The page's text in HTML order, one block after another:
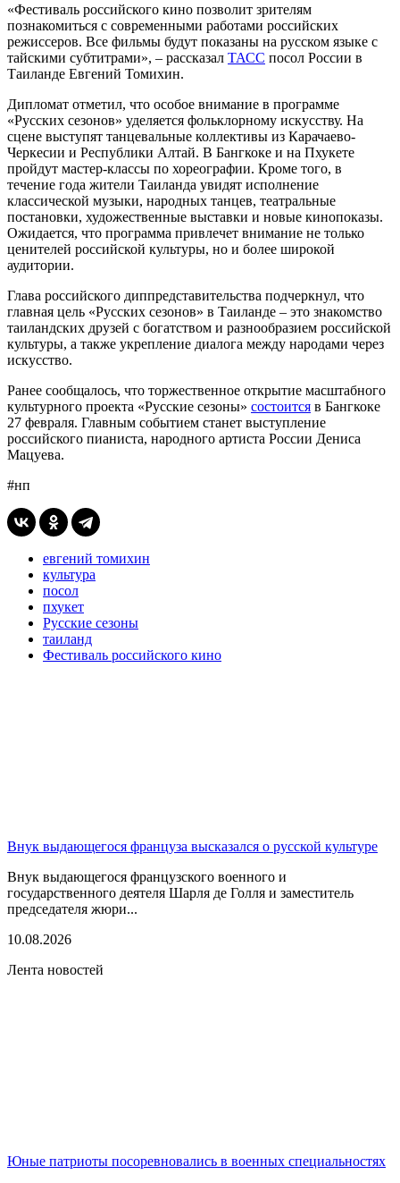
«Фестиваль российского кино позволит зрителям
познакомиться с современными работами российских
режиссеров. Все фильмы будут показаны на русском языке с
тайскими субтитрами», – рассказал ТАСС посол России в
Таиланде Евгений Томихин.
Дипломат отметил, что особое внимание в программе
«Русских сезонов» уделяется фольклорному искусству. На
сцене выступят танцевальные коллективы из Карачаево-
Черкесии и Республики Алтай. В Бангкоке и на Пхукете
пройдут мастер-классы по хореографии. Кроме того, в
течение года жители Таиланда увидят исполнение
классической музыки, народных танцев, театральные
постановки, художественные выставки и новые кинопоказы.
Ожидается, что программа привлечет внимание не только
ценителей российской культуры, но и более широкой
аудитории.
Глава российского диппредставительства подчеркнул, что
главная цель «Русских сезонов» в Таиланде – это знакомство
таиландских друзей с богатством и разнообразием российской
культуры, а также укрепление диалога между народами через
искусство.
Ранее сообщалось, что торжественное открытие масштабного
культурного проекта «Русские сезоны» состоится в Бангкоке
27 февраля. Главным событием станет выступление
российского пианиста, народного артиста России Дениса
Мацуева.
#нп
евгений томихин
культура
посол
пхукет
Русские сезоны
таиланд
Фестиваль российского кино
Внук выдающегося француза высказался о русской культуре
Внук выдающегося французского военного и
государственного деятеля Шарля де Голля и заместитель
председателя жюри...
10.08.2026
Лента новостей
Юные патриоты посоревновались в военных специальностях